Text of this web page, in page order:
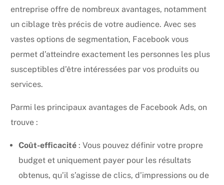
entreprise offre de nombreux avantages, notamment
un ciblage très précis de votre audience. Avec ses
vastes options de segmentation, Facebook vous
permet d’atteindre exactement les personnes les plus
susceptibles d’être intéressées par vos produits ou
services.
Parmi les principaux avantages de Facebook Ads, on
trouve :
Coût-efficacité : Vous pouvez définir votre propre
budget et uniquement payer pour les résultats
obtenus, qu’il s’agisse de clics, d’impressions ou de